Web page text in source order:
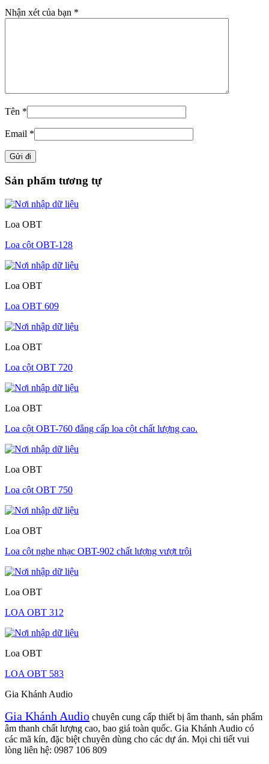
Nhận xét của bạn *
Tên *
Email *
Sản phẩm tương tự
Loa OBT
Loa cột OBT-128
Loa OBT
Loa OBT 609
Loa OBT
Loa cột OBT 720
Loa OBT
Loa cột OBT-760 đẳng cấp loa cột chất lượng cao.
Loa OBT
Loa cột OBT 750
Loa OBT
Loa cột nghe nhạc OBT-902 chất lượng vượt trội
Loa OBT
LOA OBT 312
Loa OBT
LOA OBT 583
Gia Khánh Audio
Gia Khánh Audio chuyên cung cấp thiết bị âm thanh, sản phẩm
âm thanh chất lượng cao, bao giá toàn quốc. Gia Khánh Audio có
các mã kín, đặc biệt chuyên dùng cho các dự án. Mọi chi tiết vui
lòng liên hệ: 0987 106 809